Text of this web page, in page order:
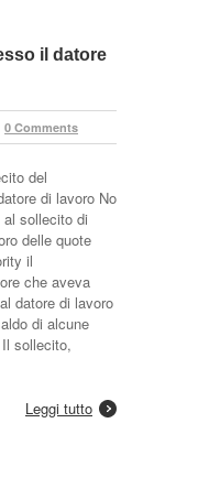
il datore
0 Comments
del
di lavoro No
al sollecito di
delle quote
il
che aveva
datore di lavoro
di alcune
sollecito,
Leggi tutto